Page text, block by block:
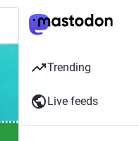
Trending
Live feeds